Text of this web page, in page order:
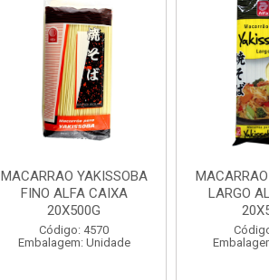
MACARRAO YAKISSOBA
FINO ALFA CAIXA
20X500G
Código: 4570
Embalagem: Unidade
LARGO